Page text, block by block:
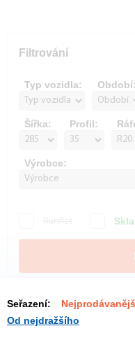
Filtrování
Typ vozidla: Období:
Šířka: Profil:
Výrobce:
Seřazení:
Od nejdražšího